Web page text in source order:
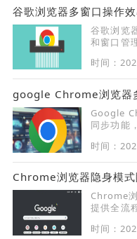
谷歌浏览器多窗口操作
谷歌浏览
和窗口管
时间：
google Chrome浏览器
Google
同步功能
时间：
Chrome浏览器隐身模
Chrome
提供全流
时间：